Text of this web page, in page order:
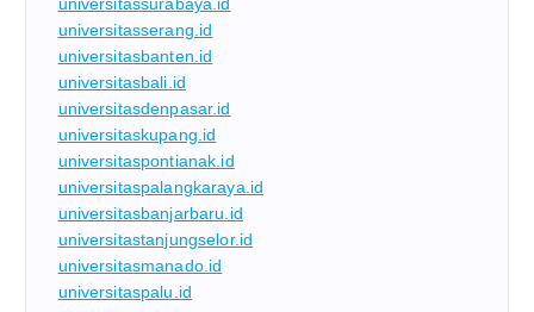
universitasserang.id
universitasbanten.id
universitasbali.id
universitasdenpasar.id
universitaskupang.id
universitaspontianak.id
universitaspalangkaraya.id
universitasbanjarbaru.id
universitastanjungselor.id
universitasmanado.id
universitaspalu.id